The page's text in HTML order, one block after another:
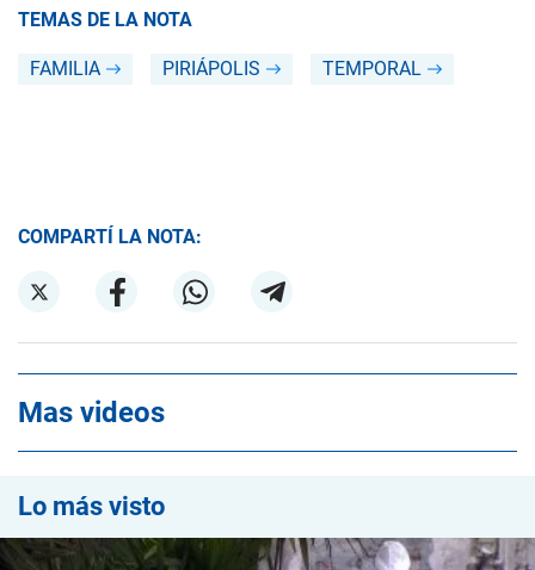
TEMAS DE LA NOTA
FAMILIA PIRIÁPOLIS TEMPORAL
COMPARTÍ LA NOTA:
Mas videos
Lo más visto